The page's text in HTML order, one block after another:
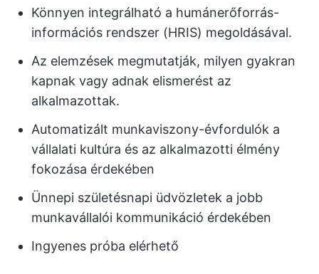
Könnyen integrálható a humánerőforrás-
információs rendszer (HRIS) megoldásával.
Az elemzések megmutatják, milyen gyakran
kapnak vagy adnak elismerést az
alkalmazottak.
Automatizált munkaviszony-évfordulók a
vállalati kultúra és az alkalmazotti élmény
fokozása érdekében
Ünnepi születésnapi üdvözletek a jobb
munkavállalói kommunikáció érdekében
Ingyenes próba elérhető